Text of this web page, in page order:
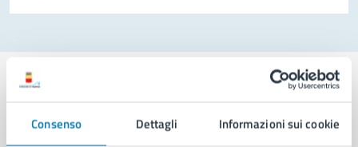
Consenso Dettagli Informazioni sui cookie
Comune di Napoli